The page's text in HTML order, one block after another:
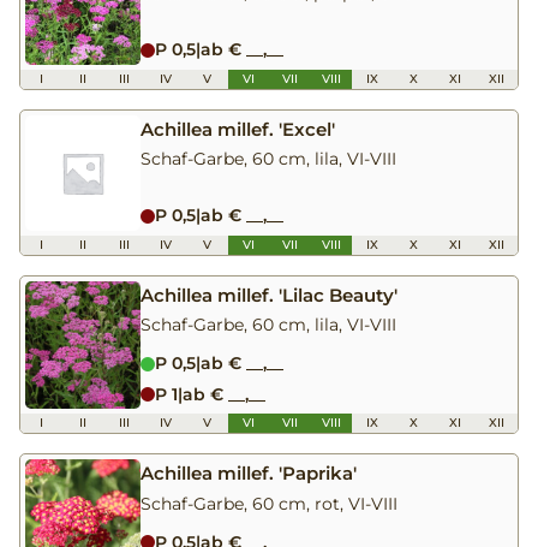
P 0,5|ab € __,__
I II III IV V VI VII VIII IX X XI XII
Achillea millef. 'Excel'
Schaf-Garbe, 60 cm, lila, VI-VIII
P 0,5|ab € __,__
I II III IV V VI VII VIII IX X XI XII
Achillea millef. 'Lilac Beauty'
Schaf-Garbe, 60 cm, lila, VI-VIII
P 0,5|ab € __,__
P 1|ab € __,__
I II III IV V VI VII VIII IX X XI XII
Achillea millef. 'Paprika'
Schaf-Garbe, 60 cm, rot, VI-VIII
P 0,5|ab € __,__